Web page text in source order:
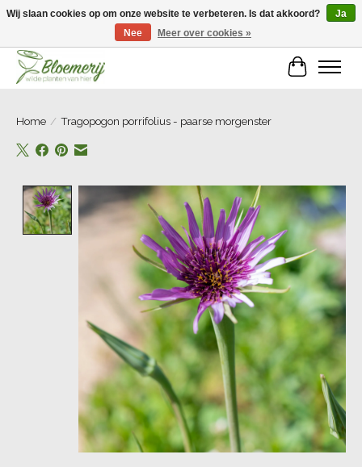
Home / Tragopogon porrifolius - paarse morgenster
Product image slideshow Items
Wij slaan cookies op om onze website te verbeteren. Is dat akkoord?
Ja
Nee
Meer over cookies »